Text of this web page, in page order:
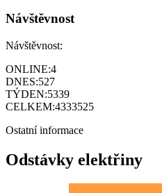
Návštěvnost
Návštěvnost:
ONLINE:4
DNES:527
TÝDEN:5339
CELKEM:4333525
Ostatní informace
Odstávky elektřiny